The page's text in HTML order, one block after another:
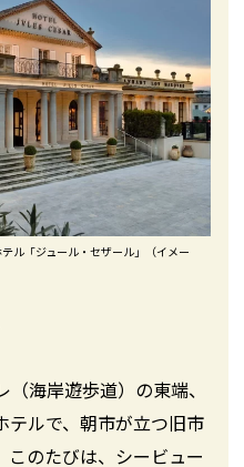
ル「ジュール・セザール」（イメー
海岸遊歩道）の東端、
テルで、朝市が立つ旧市
のたびは、シービュー